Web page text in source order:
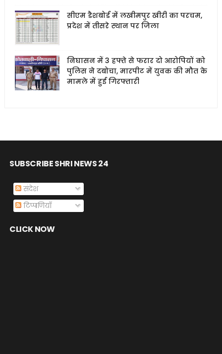
सीएम डैशबोर्ड में लखीमपुर खीरी का परचम,
प्रदेश में तीसरे स्थान पर जिला
निघासन में 3 हफ्ते से फरार दो आरोपियों को
पुलिस ने दबोचा, मारपीट में युवक की मौत के
मामले में हुई गिरफ्तारी
SUBSCRIBE SHRI NEWS 24
संदेश
टिप्पणियाँ
CLICK NOW